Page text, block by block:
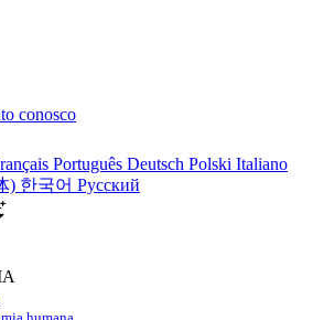
conosco
Português Deutsch Polski Italiano
) 한국어 Русский